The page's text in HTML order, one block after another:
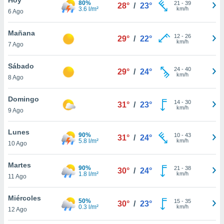
en
más
nuestra
de
cookies
aceptar
6 Ago
80%
3.6 l/m²
28° / 23° 21 - 39
km/h
Mañana
7 Ago
29° / 22° 12- 26
km/h
Sábado
8 Ago
29° / 24° 24- 40
km/h
Domingo
9 Ago
31° / 23° 14- 30
km/h
Lunes
10 Ago
90%
5.8 l/m²
31° / 24° 10- 43
km/h
Martes
11 Ago
90%
1.8 l/m²
30° / 24° 21 - 38
km/h
Miércoles
12 Ago
50%
0.3 l/m²
30° / 23° 15- 35
km/h